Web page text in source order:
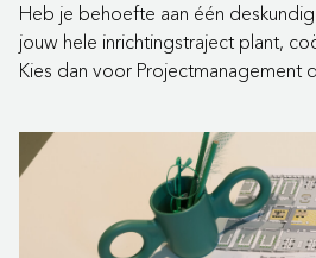
Heb je behoefte aan één
jouw hele inrichtingstraject plant,
Kies dan voor Projectmanagement